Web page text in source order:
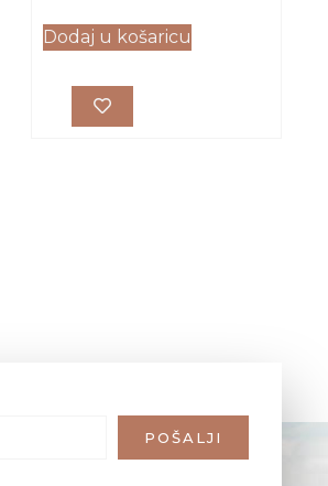
Dodaj u košaricu
POŠALJI